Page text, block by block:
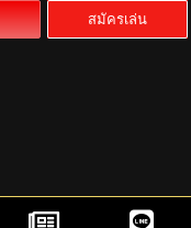
สมัครเล่น